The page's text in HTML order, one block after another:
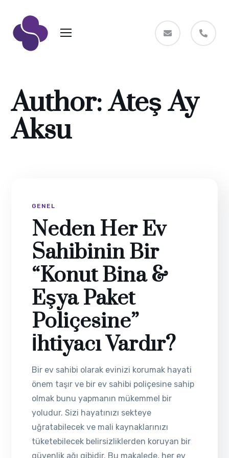
Author: Ateş Ay
Aksu
GENEL
Neden Her Ev
Sahibinin Bir
“Konut Bina &
Eşya Paket
Poliçesine”
İhtiyacı Vardır?
Bir ev sahibi olarak evinizi korumak hayati
önem taşır ve bir ev sahibi poliçesine sahip
olmak bunu yapmanın mükemmel bir
yoludur. Sizi hayatınızı sekteye
uğratabilecek ve mali kaynaklarınızı
tüketebilecek belirsizliklerden koruyan bir
güvenlik ağı gibidir. Bu makalede, her ev